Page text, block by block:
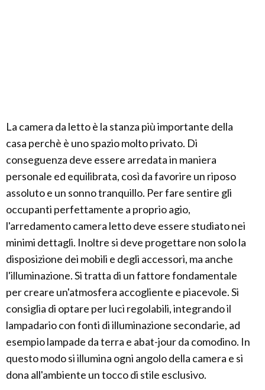
La camera da letto è la stanza più importante della
casa perchè è uno spazio molto privato. Di
conseguenza deve essere arredata in maniera
personale ed equilibrata, così da favorire un riposo
assoluto e un sonno tranquillo. Per fare sentire gli
occupanti perfettamente a proprio agio,
l'arredamento camera letto deve essere studiato nei
minimi dettagli. Inoltre si deve progettare non solo la
disposizione dei mobili e degli accessori, ma anche
l'illuminazione. Si tratta di un fattore fondamentale
per creare un'atmosfera accogliente e piacevole. Si
consiglia di optare per luci regolabili, integrando il
lampadario con fonti di illuminazione secondarie, ad
esempio lampade da terra e abat-jour da comodino. In
questo modo si illumina ogni angolo della camera e si
dona all'ambiente un tocco di stile esclusivo.